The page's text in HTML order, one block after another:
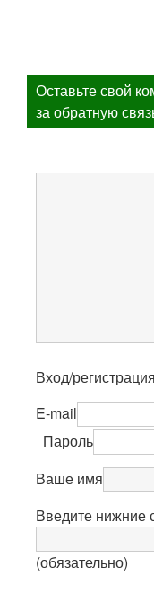
Оставьте свой
за обратную
Вход/регистрация
E-mail
Пароль
Ваше имя
Введите нижние
(обязательно)